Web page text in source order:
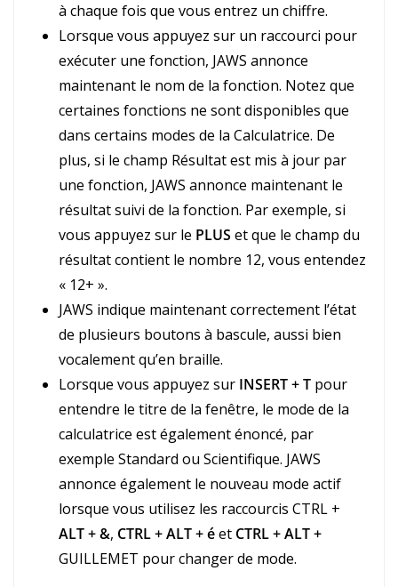
à chaque fois que vous entrez un chiffre.
Lorsque vous appuyez sur un raccourci pour
exécuter une fonction, JAWS annonce
maintenant le nom de la fonction. Notez que
certaines fonctions ne sont disponibles que
dans certains modes de la Calculatrice. De
plus, si le champ Résultat est mis à jour par
une fonction, JAWS annonce maintenant le
résultat suivi de la fonction. Par exemple, si
vous appuyez sur le PLUS et que le champ du
résultat contient le nombre 12, vous entendez
« 12+ ».
JAWS indique maintenant correctement l’état
de plusieurs boutons à bascule, aussi bien
vocalement qu’en braille.
Lorsque vous appuyez sur INSERT + T pour
entendre le titre de la fenêtre, le mode de la
calculatrice est également énoncé, par
exemple Standard ou Scientifique. JAWS
annonce également le nouveau mode actif
lorsque vous utilisez les raccourcis CTRL +
ALT + &, CTRL + ALT + éet CTRL + ALT +
GUILLEMET pour changer de mode.